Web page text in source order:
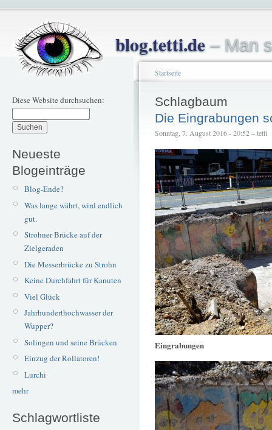
blog.tetti.de– Man
Diese Website durchsuchen:
Neueste
Blogeinträge
Blog-Ende?
Was lange währt, wird endlich
gut.
Strohner Brücke auf der
Zielgeraden
Die Messerbrücke zu Strohn
Keine Durchfahrt für Kanuten
Viel Glück
Jahrhunderthochwasser der
Wupper?
Solingen und seine Brücken
Einzug der Rollatoren!
Lurchi
mehr
Schlagwortliste
Startseite
Schlagbaum
Die Eingrabungen
Sonntag, 7. August 2016 - 20:52 – tetti
Eingrabungen